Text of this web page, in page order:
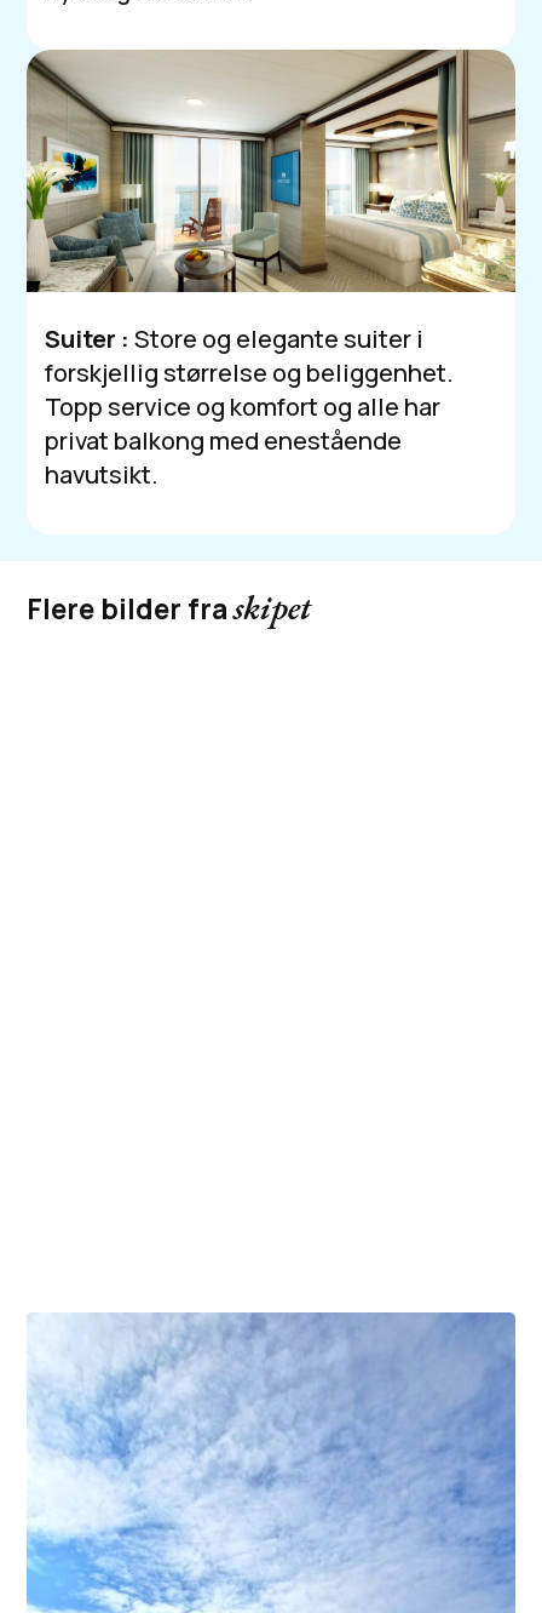
Suiter :Store og elegante suiter i
forskjellig størrelse og beliggenhet.
Topp service og komfort og alle har
privat balkong med enestående
havutsikt.
Flere bilder fraskipet